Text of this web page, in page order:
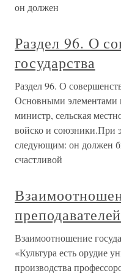
он должен
Раздел 96. О
государства
Раздел 96. О
Основными элементами
министр, сельская
войско и союзники.При
следующим: он должен
счастливой
Взаимоотношение
«Культура есть орудие
производства